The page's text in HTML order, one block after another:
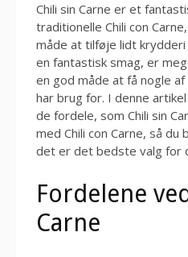
Chili sin Carne er et
traditionelle Chili con
måde at tilføje lidt
en fantastisk smag, er
en god måde at få nogle
har brug for. I denne
de fordele, som Chili sin
med Chili con Carne, så
det er det bedste valg for
Fordelene
Carne